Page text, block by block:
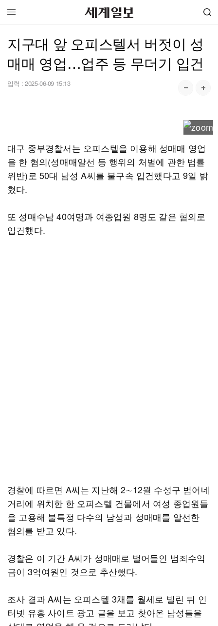
지구대 앞 오피스텔서 버젓이 성
매매 영업…업주 등 무더기 입건
입력 : 2025-06-09 15:13
대구 중부경찰서는 오피스텔을 이용해 성매매 영업
을 한 혐의(성매매알선 등 행위의 처벌에 관한 법률
위반)로 50대 남성 A씨를 불구속 입건했다고 9일 밝
혔다.
또 성매수남 40여명과 여종업원 8명도 같은 혐의로
입건했다.
경찰에 따르면 A씨는 지난해 2∼12월 수성구 범어네
거리에 위치한 한 오피스텔 건물에서 여성 종업원들
을 고용해 불특정 다수의 남성과 성매매를 알선한
혐의를 받고 있다.
경찰은 이 기간 A씨가 성매매로 벌어들인 범죄수익
금이 3억여원인 것으로 추산했다.
조사 결과 A씨는 오피스텔 3채를 월세로 빌린 뒤 인
터넷 유흥 사이트 광고 글을 보고 찾아온 남성들을